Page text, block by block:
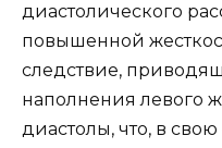
диастолического
повышенной
следствие,
наполнения левого
диастолы, что, в